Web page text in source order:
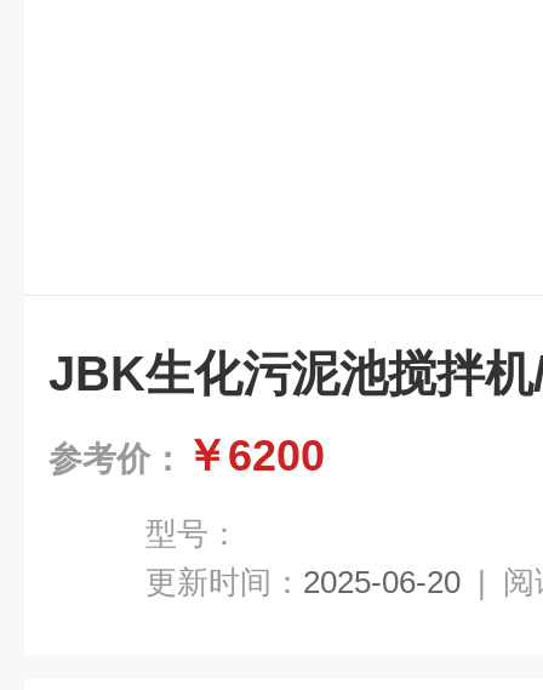
JBK生化污泥池搅拌
参考价： ￥6200
型号：
更新时间： 2025-06-20 | 阅